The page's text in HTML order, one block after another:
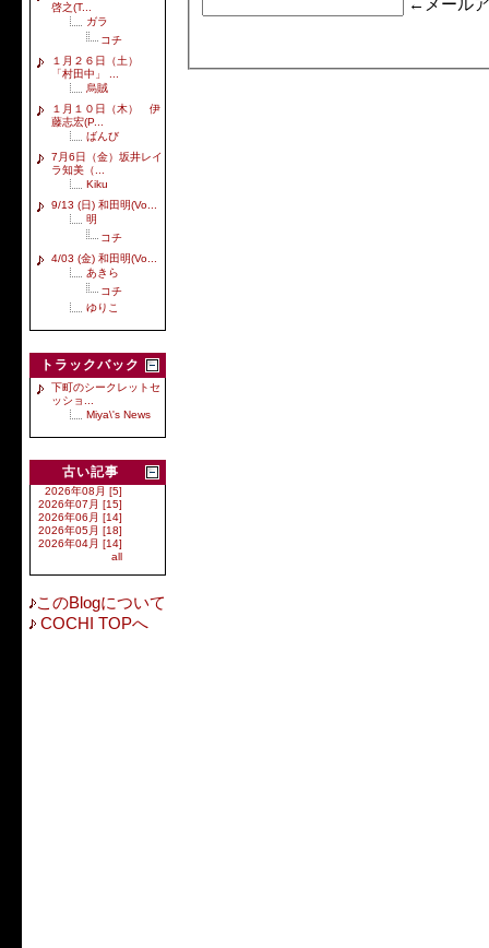
啓之(T...
ガラ
コチ
１月２６日（土）
「村田中」 ...
烏賊
１月１０日（木） 伊
藤志宏(P...
ばんび
7月6日（金）坂井レイ
ラ知美（...
Kiku
9/13 (日) 和田明(Vo...
明
コチ
4/03 (金) 和田明(Vo...
あきら
コチ
ゆりこ
トラックバック
下町のシークレットセ
ッショ...
Miya\'s News
古い記事
2026年08月 [5]
2026年07月 [15]
2026年06月 [14]
2026年05月 [18]
2026年04月 [14]
all
このBlogについて
COCHI TOPへ
←メール